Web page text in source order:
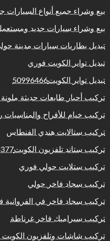
بيع وشراء جميع أنواع
بيع وشراء سيارات جديد
تبديل بطاريات سيارات مدينة
تبديل تواير الكويت فوري
تبديل تواير الكويت50996466
تركيب أحبار طابعات حديثة
تركيب خيام للأفراح
تركيب ستالايت هندي الفنطاس
تركيب ستاند تلفزيون الكويت50355377
تركيب ستلايت حولي فوري
تركيب سجاد فاخر حولي
تركيب سجاد فاخر في الفروانية
تركيب سيراميك فاخر غرناطة
تركيب شاشات وتلفزيون